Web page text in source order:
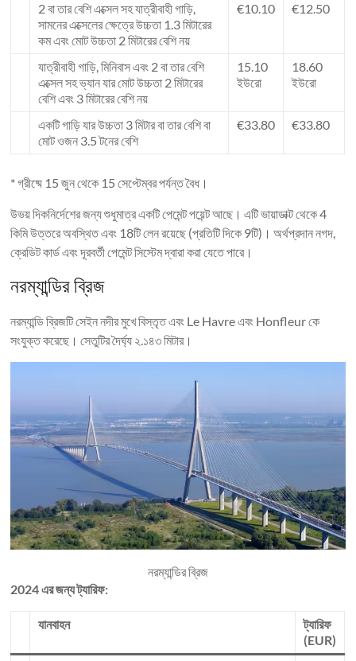
2 বা তার বেশি এক্সেল সহ যাত্রীবাহী গাড়ি,
সামনের এক্সেলের ক্ষেত্রে উচ্চতা 1.3 মিটারের
কম এবং মোট উচ্চতা 2 মিটারের বেশি নয়
€10.10 €12.50
যাত্রীবাহী গাড়ি, মিনিবাস এবং 2 বা তার বেশি
এক্সেল সহ ভ্যান যার মোট উচ্চতা 2 মিটারের
বেশি এবং 3 মিটারের বেশি নয়
15.10
ইউরো
18.60
ইউরো
একটি গাড়ি যার উচ্চতা 3 মিটার বা তার বেশি বা
মোট ওজন 3.5 টনের বেশি
€33.80 €33.80
* গ্রীষ্মে 15 জুন থেকে 15 সেপ্টেম্বর পর্যন্ত বৈধ।
উভয় দিকনির্দেশের জন্য শুধুমাত্র একটি পেমেন্ট পয়েন্ট আছে। এটি ভায়াডাক্ট থেকে 4
কিমি উত্তরে অবস্থিত এবং 18টি লেন রয়েছে (প্রতিটি দিকে 9টি)। অর্থপ্রদান নগদ,
ক্রেডিট কার্ড এবং দূরবর্তী পেমেন্ট সিস্টেম দ্বারা করা যেতে পারে।
নরম্যান্ডির ব্রিজ
নরম্যান্ডি ব্রিজটি সেইন নদীর মুখে বিস্তৃত এবং Le Havre এবং Honfleur কে
সংযুক্ত করেছে। সেতুটির দৈর্ঘ্য ২.১৪৩ মিটার।
নরম্যান্ডির ব্রিজ
2024 এর জন্য ট্যারিফ:
যানবাহন
ট্যারিফ
(EUR)